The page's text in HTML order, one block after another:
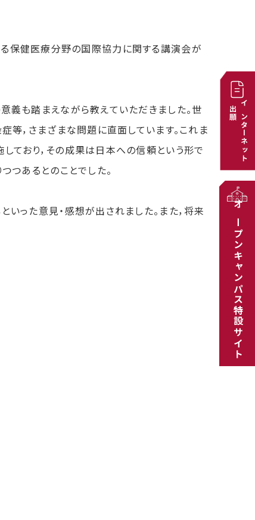
保健医療分野の国際協力に関する講演会が
義も踏まえながら教えていただきました。世
等，さまざまな問題に直面しています。これま
ており，その成果は日本への信頼という形で
つあるとのことでした。
った意見・感想が出されました。また，将来
インターネット
出願
オープンキャンパス特設サイト